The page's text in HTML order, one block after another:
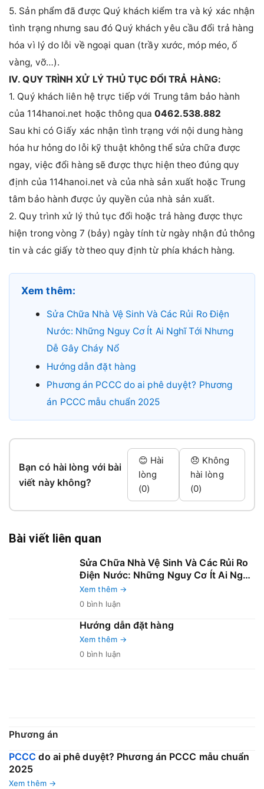
5. Sản phẩm đã được Quý khách kiểm tra và ký xác nhận
tình trạng nhưng sau đó Quý khách yêu cầu đổi trả hàng
hóa vì lý do lỗi về ngoại quan (trầy xước, móp méo, ố
vàng, vỡ…).
IV. QUY TRÌNH XỬ LÝ THỦ TỤC ĐỔI TRẢ HÀNG:
1. Quý khách liên hệ trực tiếp với Trung tâm bảo hành
của 114hanoi.net hoặc thông qua0462.538.882
Sau khi có Giấy xác nhận tình trạng với nội dung hàng
hóa hư hỏng do lỗi kỹ thuật không thể sửa chữa được
ngay, việc đổi hàng sẽ được thực hiện theo đúng quy
định của 114hanoi.net và của nhà sản xuất hoặc Trung
tâm bảo hành được ủy quyền của nhà sản xuất.
2. Quy trình xử lý thủ tục đổi hoặc trả hàng được thực
hiện trong vòng 7 (bảy) ngày tính từ ngày nhận đủ thông
tin và các giấy tờ theo quy định từ phía khách hàng.
Xem thêm:
Sửa Chữa Nhà Vệ Sinh Và Các Rủi Ro Điện
Nước: Những Nguy Cơ Ít Ai Nghĩ Tới Nhưng
Dễ Gây Cháy Nổ
Hướng dẫn đặt hàng
Phương án PCCC do ai phê duyệt? Phương
án PCCC mẫu chuẩn 2025
Bạn có hài lòng với bài
viết này không?
😊 Hài
lòng
(0)
😞 Không
hài lòng
(0)
Bài viết liên quan
Sửa Chữa Nhà Vệ Sinh Và Các Rủi Ro
Điện Nước: Những Nguy Cơ Ít Ai Nghĩ
Tới Nhưng Dễ Gây Cháy Nổ
Xem thêm →
0 bình luận
Hướng dẫn đặt hàng
Xem thêm →
0 bình luận
Phương án
PCCC do ai phê duyệt? Phương án PCCC mẫu chuẩn
2025
Xem thêm →